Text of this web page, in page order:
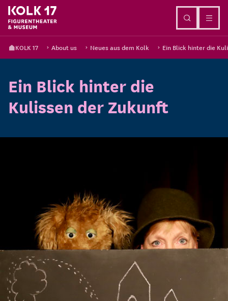
KOLK 17 About us Neues aus dem Kolk Ein Blick hinter die
Ein Blick hinter die
Kulissen der Zukunft